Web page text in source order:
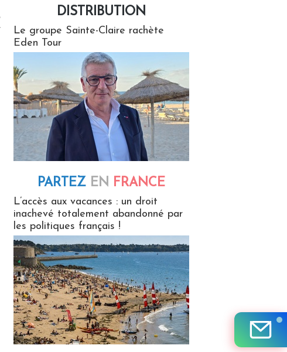
DISTRIBUTION
Le groupe Sainte-Claire rachète
Eden Tour
PARTEZ EN FRANCE
L’accès aux vacances : un droit
inachevé totalement abandonné par
les politiques français !